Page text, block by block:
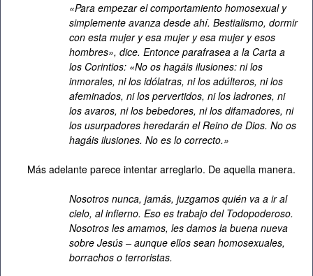
«Para empezar el comportamiento homosexual y
simplemente avanza desde ahí. Bestialismo, dormir
con esta mujer y esa mujer y esa mujer y esos
hombres», dice. Entonce parafrasea a la Carta a
los Corintios: «No os hagáis ilusiones: ni los
inmorales, ni los idólatras, ni los adúlteros, ni los
afeminados, ni los pervertidos, ni los ladrones, ni
los avaros, ni los bebedores, ni los difamadores, ni
los usurpadores heredarán el Reino de Dios. No os
hagáis ilusiones. No es lo correcto.»
Más adelante parece intentar arreglarlo. De aquella manera.
Nosotros nunca, jamás, juzgamos quién va a ir al
cielo, al infierno. Eso es trabajo del Todopoderoso.
Nosotros les amamos, les damos la buena nueva
sobre Jesús – aunque ellos sean homosexuales,
borrachos o terroristas.